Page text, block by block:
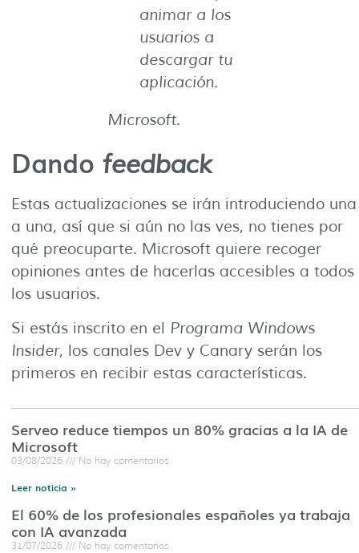
animar a los
usuarios a
descargar tu
aplicación.
Microsoft.
Dando feedback
Estas actualizaciones se irán introduciendo una
a una, así que si aún no las ves, no tienes por
qué preocuparte. Microsoft quiere recoger
opiniones antes de hacerlas accesibles a todos
los usuarios.
Si estás inscrito en el Programa Windows
Insider, los canales Dev y Canary serán los
primeros en recibir estas características.
Serveo reduce tiempos un 80% gracias a la IA de
Microsoft
03/08/2026 No hay comentarios
Leer noticia »
El 60% de los profesionales españoles ya trabaja
con IA avanzada
31/07/2026 No hay comentarios